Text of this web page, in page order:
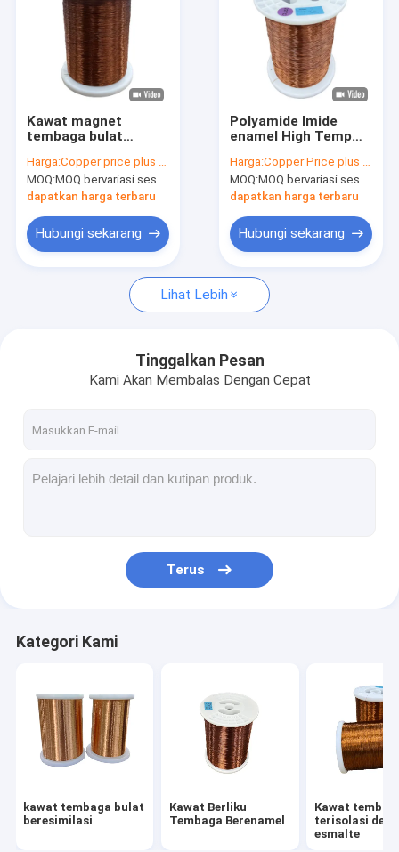
Pertunjukan VR
Tentang Kami
Hubungi Kami
Berita
Minta Kutipan
kawat tembaga bulat beresimilasi
Kawat Berliku Tembaga Berenamel
Kawat Tertutup Sutra
Kawat magnet
tembaga bulat
Kelas Tiga Zero
cacat
Harga:Copper price plus processing fee plus freight
MOQ:MOQ bervariasi sesuai dengan ukuran spesifikasi
dapatkan harga terbaru
Hubungi sekarang
Polyamide Imide
enamel High Temp
Kelas Dua Untuk
Motor AWG 38-12
Harga:Copper Price plus Processing Fee plus Freight
MOQ:MOQ bervariasi sesuai dengan ukuran spesifikasi
dapatkan harga terbaru
Hubungi sekarang
Lihat Lebih
Tinggalkan Pesan
Kami Akan Membalas Dengan Cepat
Terus
Kategori Kami
kawat tembaga bulat
beresimilasi
Kawat Berliku
Tembaga Berenamel
Kawat
terisolasi
esmalte